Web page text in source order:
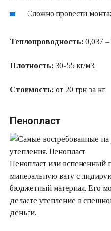
Сложно провести
Теплопроводность: 0,037
Плотность: 30-55 кг/м3.
Стоимость: от 20 грн за кг.
Пенопласт
Пенопласт или вспененный
минеральную вату с
бюджетный материал. Его
делаете утепление в
деньги.